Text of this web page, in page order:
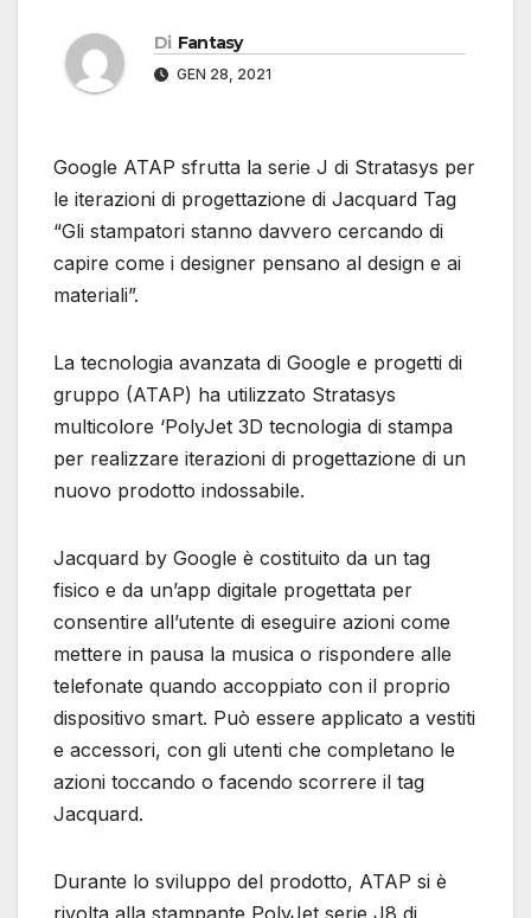
Di Fantasy
GEN 28, 2021
Google ATAP sfrutta la serie J di Stratasys per
le iterazioni di progettazione di Jacquard Tag
“Gli stampatori stanno davvero cercando di
capire come i designer pensano al design e ai
materiali”.
La tecnologia avanzata di Google e progetti di
gruppo (ATAP) ha utilizzato Stratasys
multicolore ‘PolyJet 3D tecnologia di stampa
per realizzare iterazioni di progettazione di un
nuovo prodotto indossabile.
Jacquard by Google è costituito da un tag
fisico e da un’app digitale progettata per
consentire all’utente di eseguire azioni come
mettere in pausa la musica o rispondere alle
telefonate quando accoppiato con il proprio
dispositivo smart. Può essere applicato a vestiti
e accessori, con gli utenti che completano le
azioni toccando o facendo scorrere il tag
Jacquard.
Durante lo sviluppo del prodotto, ATAP si è